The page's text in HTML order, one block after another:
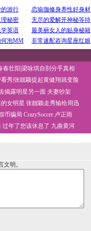
春壮阳 梁咏琪自剖分手真相
秀张靓颖提起黄健翔就变脸
揭露明星另一面 夫妻吵架
女明星 张靓颖走秀输给周迅
币骗局 CrazySoccer 卢正雨
过年了您该休息了 九曲黄河
明。